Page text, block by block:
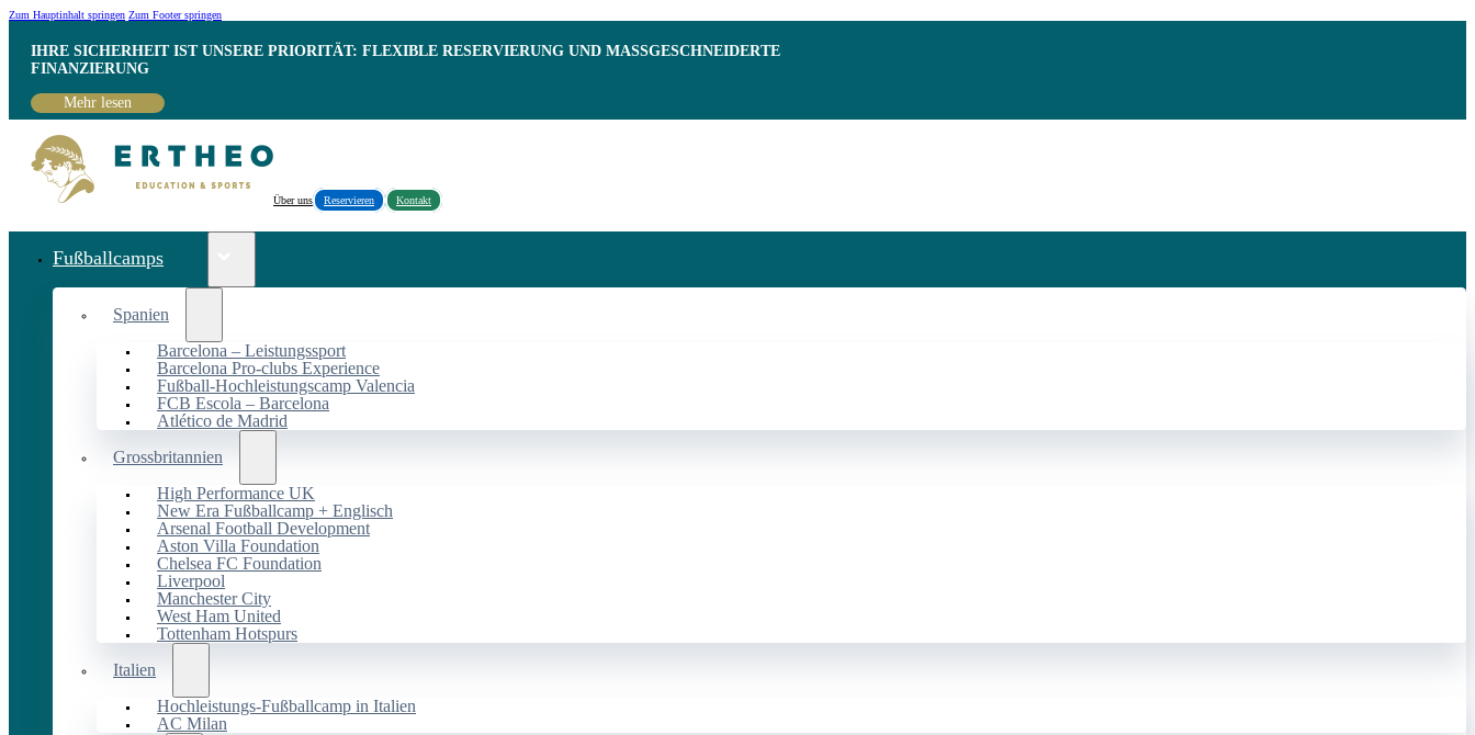
Zum Hauptinhalt springen Zum Footer springen
IHRE SICHERHEIT IST UNSERE PRIORITÄT: FLEXIBLE RESERVIERUNG UND MASSGESCHNEIDERTE F
INANZIERUNG
Mehr lesen
Über uns Reservieren Kontakt
Fußballcamps
Spanien
Barcelona – Leistungssport
Barcelona Pro-clubs Experience
Fußball-Hochleistungscamp Valencia
FCB Escola – Barcelona
Atlético de Madrid
Grossbritannien
High Performance UK
New Era Fußballcamp + Englisch
Arsenal Football Development
Aston Villa Foundation
Chelsea FC Foundation
Liverpool
Manchester City
West Ham United
Tottenham Hotspurs
Italien
Hochleistungs-Fußballcamp in Italien
AC Milan